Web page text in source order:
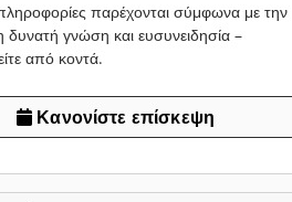
παρέχονται σύμφωνα με την
δυνατή γνώση και ευσυνειδησία –
από κοντά.
Κανονίστε επίσκεψη